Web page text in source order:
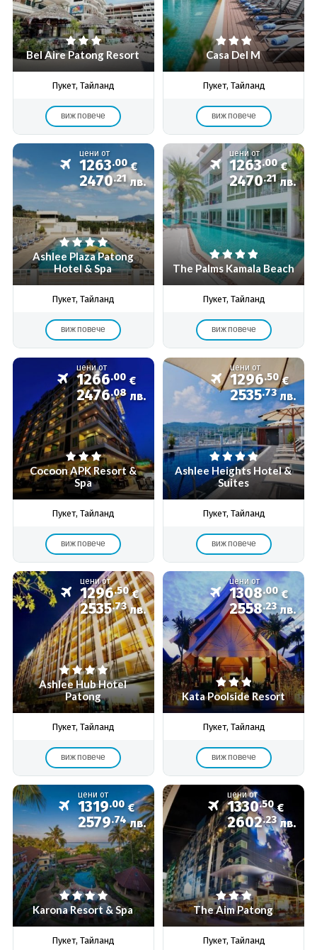
Bel Aire Patong Resort
Пукет, Тайланд
виж повече
Casa Del M
Пукет, Тайланд
виж повече
цени от
1263.00 €
2470.21 лв.
Ashlee Plaza Patong
Hotel & Spa
Пукет, Тайланд
виж повече
цени от
1263.00 €
2470.21 лв.
The Palms Kamala Beach
Пукет, Тайланд
виж повече
цени от
1266.00 €
2476.08 лв.
Cocoon APK Resort &
Spa
Пукет, Тайланд
виж повече
цени от
1296.50 €
2535.73 лв.
Ashlee Heights Hotel &
Suites
Пукет, Тайланд
виж повече
цени от
1296.50 €
2535.73 лв.
Ashlee Hub Hotel
Patong
Пукет, Тайланд
виж повече
цени от
1308.00 €
2558.23 лв.
Kata Poolside Resort
Пукет, Тайланд
виж повече
цени от
1319.00 €
2579.74 лв.
Karona Resort & Spa
Пукет, Тайланд
цени от
1330.50 €
2602.23 лв.
The Aim Patong
Пукет, Тайланд